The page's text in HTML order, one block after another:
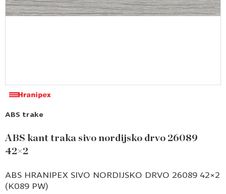
ABS trake
ABS kant traka sivo nordijsko drvo 26089
42×2
ABS HRANIPEX SIVO NORDIJSKO DRVO 26089 42×2
(K089 PW)